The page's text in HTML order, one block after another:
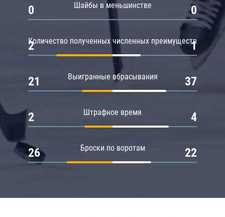
Шайбы в меньшинстве
0 0
Количество полученных численных преимуществ
2 1
Выигранные вбрасывания
21 37
Штрафное время
2 4
Броски по воротам
26 22